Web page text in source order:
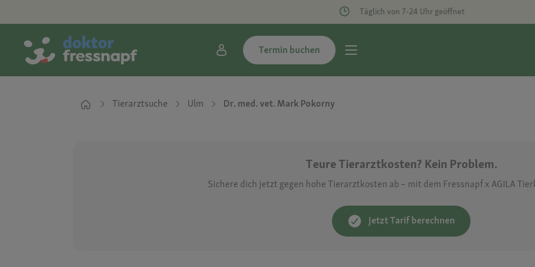
Täglich von 7-24 Uhr geöffnet
Termin buchen
Tierarztsuche Ulm Dr. med. vet. Mark Pokorny
Teure Tierarztkosten? Kein Problem.
Sichere dich jetzt gegen hohe Tierarztkosten ab – mit dem Fressnapf x AGILA
Jetzt Tarif berechnen